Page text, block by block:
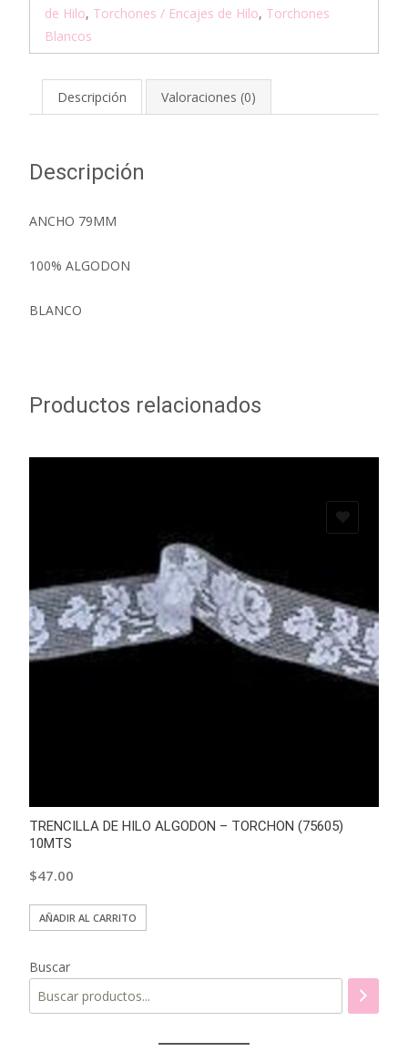
(75008)
10MTS
cantidad
de Hilo, Torchones / Encajes de Hilo, Torchones
Blancos
Descripción Valoraciones (0)
Descripción
ANCHO 79MM
100% ALGODON
BLANCO
Productos relacionados
TRENCILLA DE HILO ALGODON – TORCHON (75605)
10MTS
$47.00
AÑADIR AL CARRITO
Buscar